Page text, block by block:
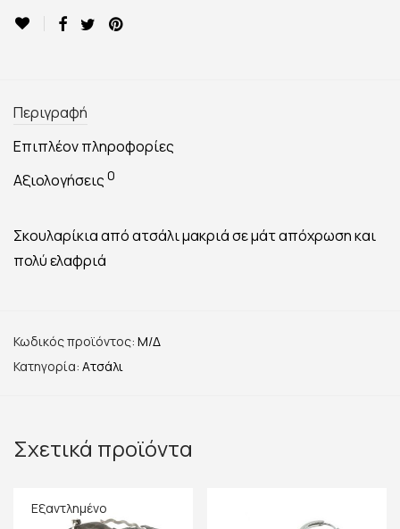
Περιγραφή
Επιπλέον πληροφορίες
Αξιολογήσεις 0
Σκουλαρίκια από ατσάλι μακριά σε μάτ απόχρωση και
πολύ ελαφριά
Κωδικός προϊόντος: Μ/Δ
Κατηγορία: Ατσάλι
Σχετικά προϊόντα